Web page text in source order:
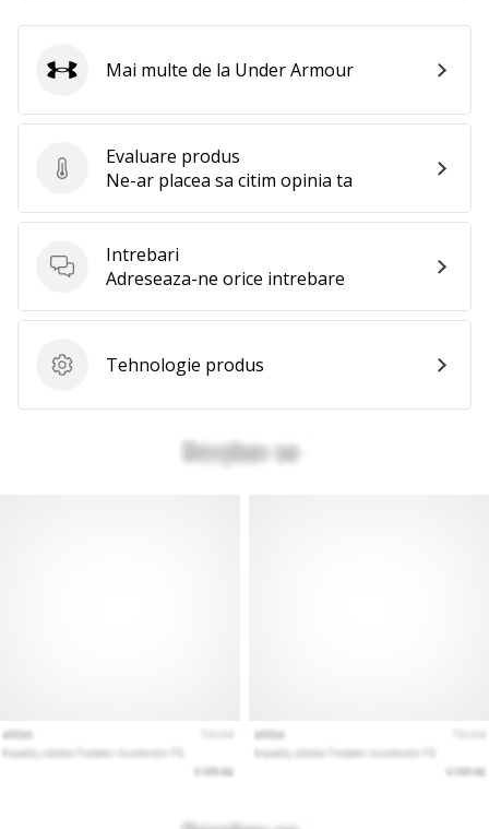
Evaluare produs
Evaluare produs
Ne-ar placea sa citim opinia ta
Intrebari
Intrebari
Adreseaza-ne orice intrebare
Tehnologie produs
Tehnologie produs
Under Armour
Mai multe de la Under Armour